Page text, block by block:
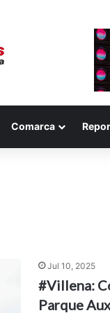
Comarca
Jul 10, 2025
#Villena:
Parque